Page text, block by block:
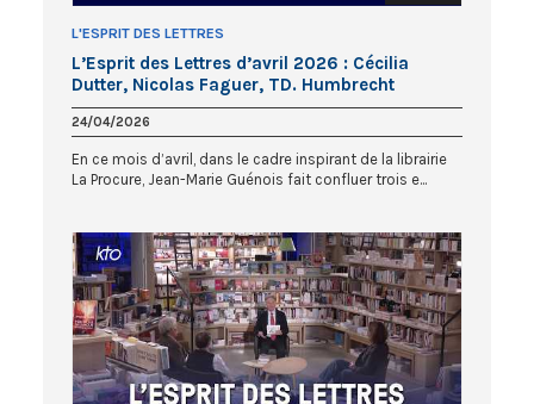
L'ESPRIT DES LETTRES
L’Esprit des Lettres d’avril 2026 : Cécilia
Dutter, Nicolas Faguer, TD. Humbrecht
24/04/2026
En ce mois d’avril, dans le cadre inspirant de la librairie
La Procure, Jean-Marie Guénois fait confluer trois e...